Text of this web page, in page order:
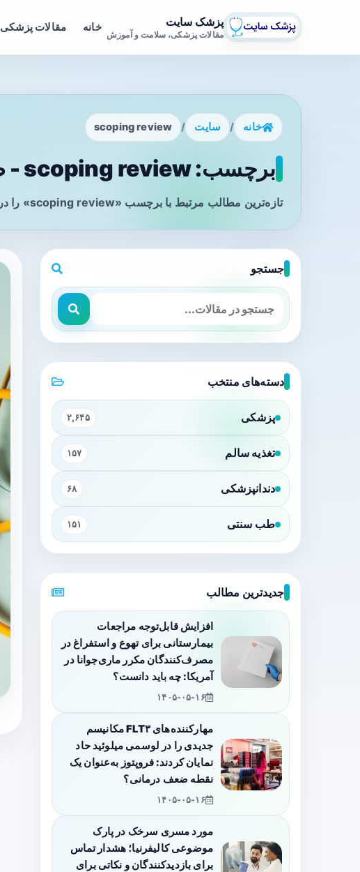
پزشک سایت
مقالات پزشکی، سلامت و آموزش
خانه مقالات پزشکی
خانه / سایت /
scoping review
برچسب: scoping review - صفحه 1
تازه‌ترین مطالب مرتبط با برچسب «scoping review» را در این صفحه مشاهده می‌کنید.
جستجو
دسته‌های منتخب
پزشکی ۲,۶۴۵
تغذیه سالم ۱۵۷
دندانپزشکی ۶۸
طب سنتی ۱۵۱
جدیدترین مطالب
افزایش قابل‌توجه مراجعات
بیمارستانی برای تهوع و استفراغ در
مصرف‌کنندگان مکرر ماری‌جوانا در
آمریکا: چه باید دانست؟
۱۴۰۵-۰۵-۱۶
مهارکننده‌های FLT۳ مکانیسم
جدیدی را در لوسمی میلوئید حاد
نمایان کردند: فروپتوز به‌عنوان یک
نقطه ضعف درمانی؟
۱۴۰۵-۰۵-۱۶
مورد مسری سرخک در پارک
موضوعی کالیفرنیا؛ هشدار تماس
برای بازدیدکنندگان و نکاتی برای